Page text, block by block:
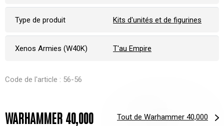
Type de produit Kits d'unités et de figurines
Xenos Armies (W40K) T'au Empire
Code de l'article : 56-56
WARHAMMER 40,000 Tout de Warhammer 40,000